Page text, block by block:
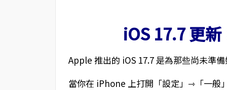
iOS 17.7 更
Apple 推出的 iOS 17.7 是為那些尚未準
當你在 iPhone 上打開「設定」⇾「一般